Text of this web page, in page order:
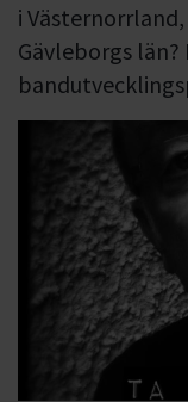
i
Gävleborgs